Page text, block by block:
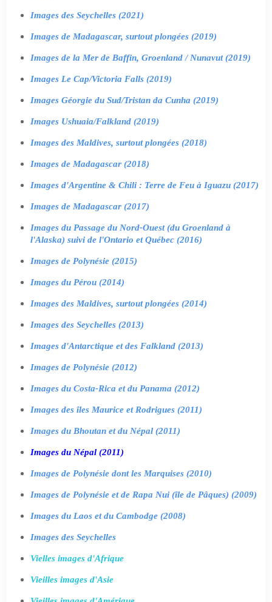
Images des Seychelles (2021)
Images de Madagascar, surtout plongées (2019)
Images de la Mer de Baffin, Groenland / Nunavut (2019)
Images Le Cap/Victoria Falls (2019)
Images Géorgie du Sud/Tristan da Cunha (2019)
Images Ushuaia/Falkland (2019)
Images des Maldives, surtout plongées (2018)
Images de Madagascar (2018)
Images d'Argentine & Chili : Terre de Feu à Iguazu (2017)
Images de Madagascar (2017)
Images du Passage du Nord-Ouest (du Groenland à
l'Alaska) suivi de l'Ontario et Québec (2016)
Images de Polynésie (2015)
Images du Pérou (2014)
Images des Maldives, surtout plongées (2014)
Images des Seychelles (2013)
Images d'Antarctique et des Falkland (2013)
Images de Polynésie (2012)
Images du Costa-Rica et du Panama (2012)
Images des îles Maurice et Rodrigues (2011)
Images du Bhoutan et du Népal (2011)
Images du Népal (2011)
Images de Polynésie dont les Marquises (2010)
Images de Polynésie et de Rapa Nui (île de Pâques) (2009)
Images du Laos et du Cambodge (2008)
Images des Seychelles
Vielles images d'Afrique
Vieilles images d'Asie